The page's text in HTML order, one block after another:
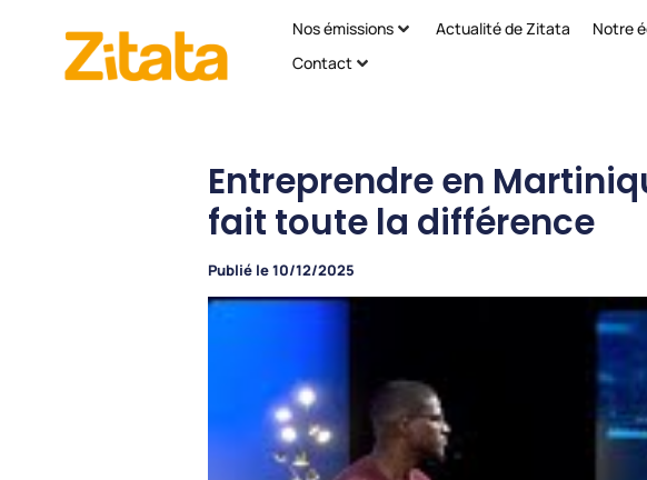
Nos émissions Actualité de Zitata Notre
Contact
Entreprendre en
fait toute la différence
Publié le10/12/2025